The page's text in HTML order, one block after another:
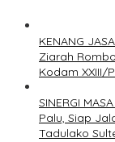
KENANG
Ziarah
Kodam XXIII/
SINERGI
Palu, Siap
Tadulako